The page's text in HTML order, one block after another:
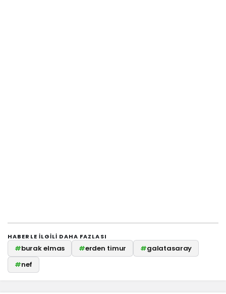
HABERLE ILGILI DAHA FAZLASI
#burak elmas #erden timur #galatasaray
#nef